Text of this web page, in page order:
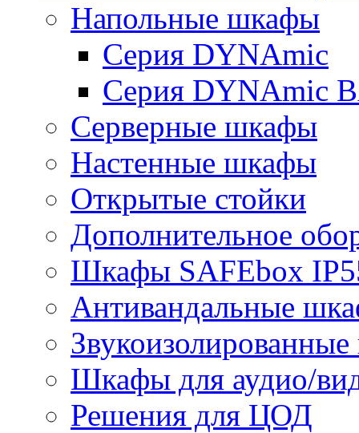
Напольные шкафы
Серия DYNAmic
Серия DYNAmic
Серверные шкафы
Настенные шкафы
Открытые стойки
Дополнительное
Шкафы SAFEbox
Антивандальные
Шкафы для аудио/
Решения для ЦОД